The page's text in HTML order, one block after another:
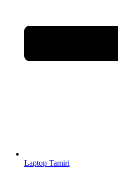
Laptop Tamiri